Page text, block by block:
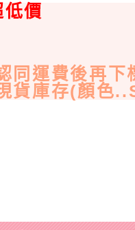
低價
同運費後再下
貨庫存(顏色